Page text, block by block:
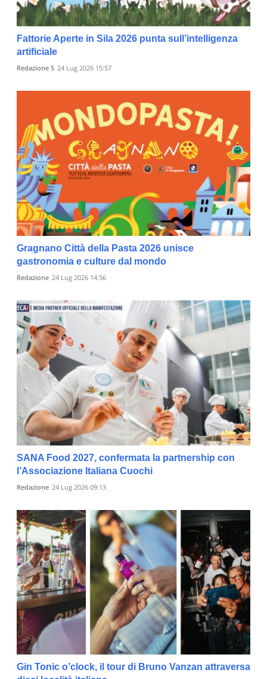
Fattorie Aperte in Sila 2026 punta sull’intelligenza
artificiale
Redazione 5 24 Lug 2026 15:57
Gragnano Città della Pasta 2026 unisce
gastronomia e culture dal mondo
Redazione 24 Lug 2026 14:56
SANA Food 2027, confermata la partnership con
l’Associazione Italiana Cuochi
Redazione 24 Lug 2026 09:13
Gin Tonic o’clock, il tour di Bruno Vanzan attraversa